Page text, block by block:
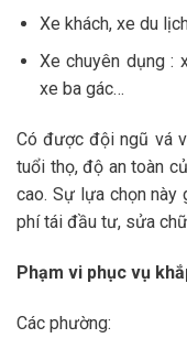
Xe khách, xe du
Xe chuyên dụng :
xe ba gác…
Có được đội ngũ vá
tuổi thọ, độ an toàn
cao. Sự lựa chọn này
phí tái đầu tư, sửa
Phạm vi phục vụ
Các phường: